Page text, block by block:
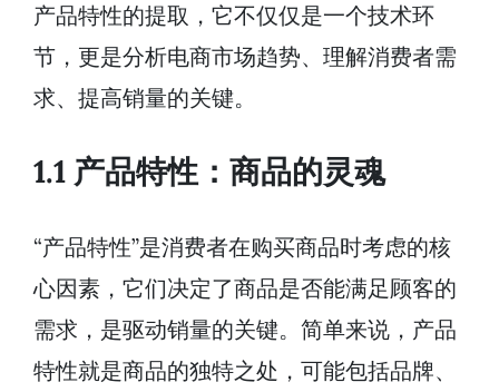
产品特性的提取，它不仅仅是一个技术环
节，更是分析电商市场趋势、理解消费者需
求、提高销量的关键。
1.1 产品特性：商品的灵魂
“产品特性”是消费者在购买商品时考虑的核
心因素，它们决定了商品是否能满足顾客的
需求，是驱动销量的关键。简单来说，产品
特性就是商品的独特之处，可能包括品牌、